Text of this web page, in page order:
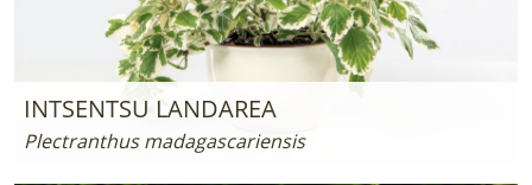
INTSENTSU LANDAREA
Plectranthus madagascariensis